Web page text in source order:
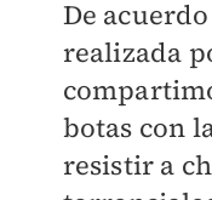
De
realizada
botas con
resistir a